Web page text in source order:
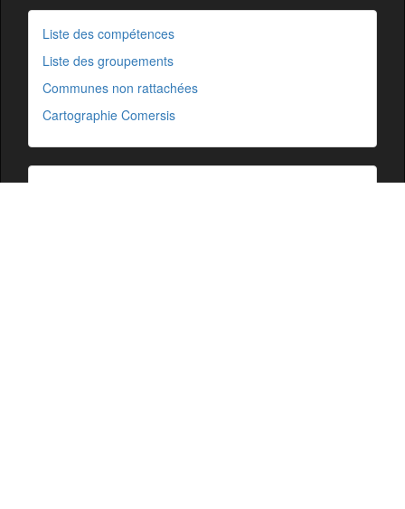
Liste des compétences
Liste des groupements
Communes non rattachées
Cartographie Comersis